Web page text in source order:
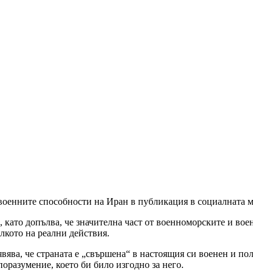
способности на Иран в публикация в социалната
допълва, че значителна част от военноморските и
на реални действия.
че страната е „свършена“ в настоящия си военен и
което би било изгодно за него.